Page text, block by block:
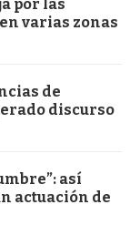
por las
varias zonas
de
discurso
así
actuación de